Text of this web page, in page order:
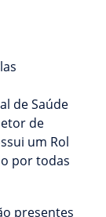
de Saúde
de
um Rol
por todas
presentes